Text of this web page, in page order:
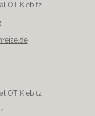
OT Kiebitz
OT Kiebitz